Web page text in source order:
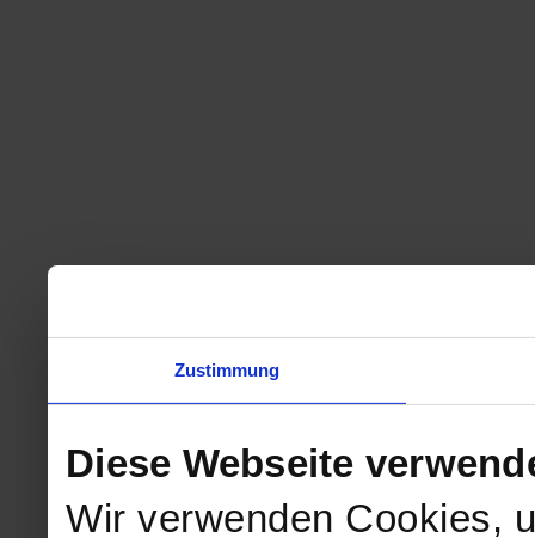
Zustimmung
Diese Webseite
Wir verwenden Cookies,